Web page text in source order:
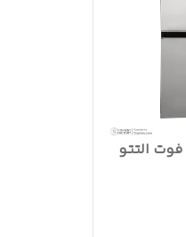
یخچال و فریزر دوقلو 25 فوت التتو